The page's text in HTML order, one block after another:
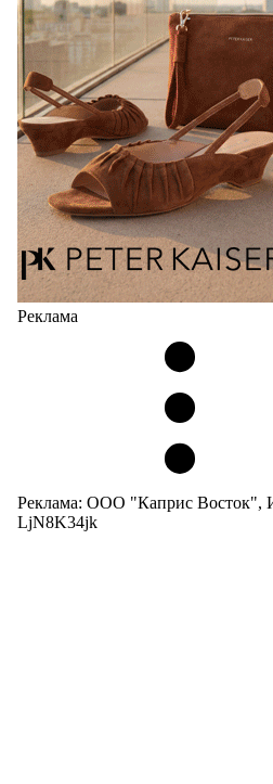
странах СНГ. Широкий
мужских, детских и пляжных
дизайнерском исполнении,
и высоким качеством…
05.08.2026 462
Реклама
Реклама: ООО "Каприс Восток",
LjN8K34jk